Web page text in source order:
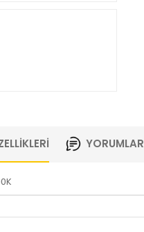
YORUMLAR